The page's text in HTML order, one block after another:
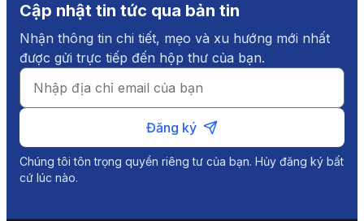
Cập nhật tin tức qua bản tin
Nhận thông tin chi tiết, mẹo và xu hướng mới nhất
được gửi trực tiếp đến hộp thư của bạn.
Đăng ký
Chúng tôi tôn trọng quyền riêng tư của bạn. Hủy đăng ký bất
cứ lúc nào.